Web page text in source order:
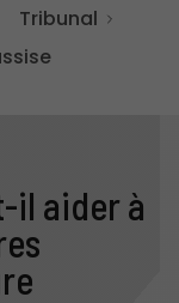
Tribunal
il aider à